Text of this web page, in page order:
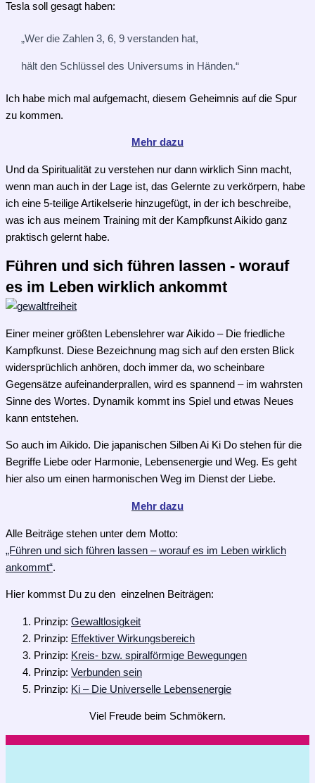
Tesla soll gesagt haben:
„Wer die Zahlen 3, 6, 9 verstanden hat,
hält den Schlüssel des Universums in Händen.“
Ich habe mich mal aufgemacht, diesem Geheimnis auf die Spur
zu kommen.
Mehr dazu
Und da Spiritualität zu verstehen nur dann wirklich Sinn macht,
wenn man auch in der Lage ist, das Gelernte zu verkörpern, habe
ich eine 5-teilige Artikelserie hinzugefügt, in der ich beschreibe,
was ich aus meinem Training mit der Kampfkunst Aikido ganz
praktisch gelernt habe.
Führen und sich führen lassen - worauf
es im Leben wirklich ankommt
Einer meiner größten Lebenslehrer war Aikido – Die friedliche
Kampfkunst. Diese Bezeichnung mag sich auf den ersten Blick
widersprüchlich anhören, doch immer da, wo scheinbare
Gegensätze aufeinanderprallen, wird es spannend – im wahrsten
Sinne des Wortes. Dynamik kommt ins Spiel und etwas Neues
kann entstehen.
So auch im Aikido. Die japanischen Silben Ai Ki Do stehen für die
Begriffe Liebe oder Harmonie, Lebensenergie und Weg. Es geht
hier also um einen harmonischen Weg im Dienst der Liebe.
Mehr dazu
Alle Beiträge stehen unter dem Motto:
„Führen und sich führen lassen – worauf es im Leben wirklich
ankommt“.
Hier kommst Du zu den einzelnen Beiträgen:
Prinzip: Gewaltlosigkeit
Prinzip: Effektiver Wirkungsbereich
Prinzip: Kreis- bzw. spiralförmige Bewegungen
Prinzip: Verbunden sein
Prinzip: Ki – Die Universelle Lebensenergie
Viel Freude beim Schmökern.